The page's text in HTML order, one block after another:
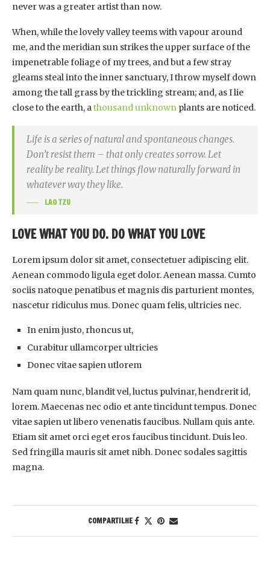
never was a greater artist than now.
When, while the lovely valley teems with vapour around
me, and the meridian sun strikes the upper surface of the
impenetrable foliage of my trees, and but a few stray
gleams steal into the inner sanctuary, I throw myself down
among the tall grass by the trickling stream; and, as I lie
close to the earth, athousand unknown plants are noticed.
Life is a series of natural and spontaneous changes.
Don’t resist them – that only creates sorrow. Let
reality be reality. Let things flow naturally forward in
whatever way they like.
LAO TZU
LOVE WHAT YOU DO. DO WHAT YOU LOVE
Lorem ipsum dolor sit amet, consectetuer adipiscing elit.
Aenean commodo ligula eget dolor. Aenean massa. Cumto
sociis natoque penatibus et magnis dis parturient montes,
nascetur ridiculus mus. Donec quam felis, ultricies nec.
In enim justo, rhoncus ut,
Curabitur ullamcorper ultricies
Donec vitae sapien utlorem
Nam quam nunc, blandit vel, luctus pulvinar, hendrerit id,
lorem. Maecenas nec odio et ante tincidunt tempus. Donec
vitae sapien ut libero venenatis faucibus. Nullam quis ante.
Etiam sit amet orci eget eros faucibus tincidunt. Duis leo.
Sed fringilla mauris sit amet nibh. Donec sodales sagittis
magna.
COMPARTILHE